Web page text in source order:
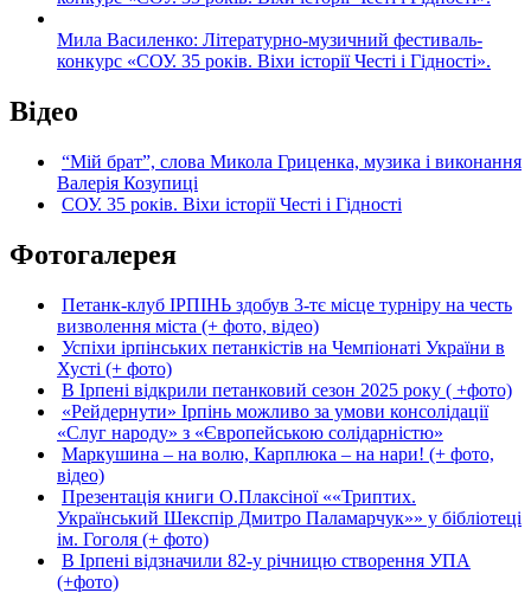
Мила Василенко: Літературно-музичний фестиваль-
конкурс «СОУ. 35 років. Віхи історії Честі і Гідності».
Відео
“Мій брат”, слова Микола Гриценка, музика і виконання
Валерія Козупиці
СОУ. 35 років. Віхи історії Честі і Гідності
Фотогалерея
Петанк-клуб ІРПІНЬ здобув 3-тє місце турніру на честь
визволення міста (+ фото, відео)
Успіхи ірпінських петанкістів на Чемпіонаті України в
Хусті (+ фото)
В Ірпені відкрили петанковий сезон 2025 року ( +фото)
«Рейдернути» Ірпінь можливо за умови консолідації
«Слуг народу» з «Європейською солідарністю»
Маркушина – на волю, Карплюка – на нари! (+ фото,
відео)
Презентація книги О.Плаксіної ««Триптих.
Український Шекспір Дмитро Паламарчук»» у бібліотеці
ім. Гоголя (+ фото)
В Ірпені відзначили 82-у річницю створення УПА
(+фото)